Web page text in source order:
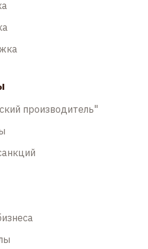
производитель"